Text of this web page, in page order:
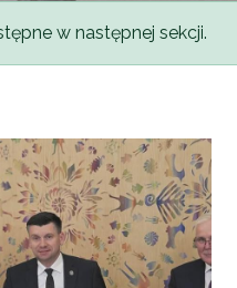
w następnej sekcji.